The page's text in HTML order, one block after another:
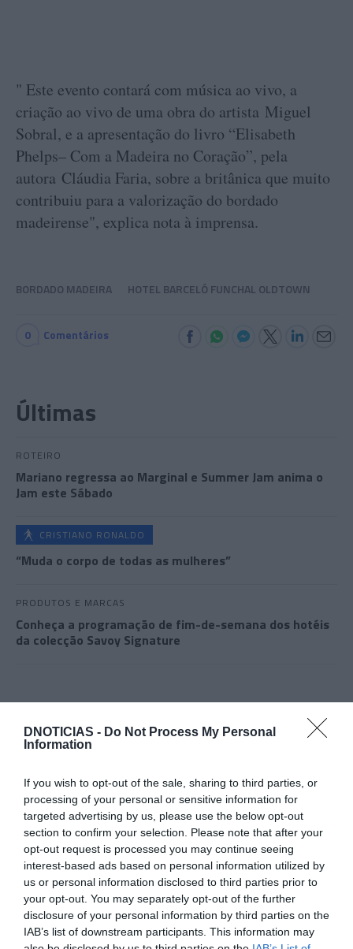
DNOTICIAS - Do Not Process My Personal
Information
If you wish to opt-out of the sale, sharing to third parties, or
processing of your personal or sensitive information for
targeted advertising by us, please use the below opt-out
section to confirm your selection. Please note that after your
opt-out request is processed you may continue seeing
interest-based ads based on personal information utilized by
us or personal information disclosed to third parties prior to
your opt-out. You may separately opt-out of the further
disclosure of your personal information by third parties on the
IAB’s list of downstream participants. This information may
" Este evento contará com música ao vivo, a
criação ao vivo de uma obra do artista Miguel
Sobral, e a apresentação do livro “Elisabeth
Phelps– Com a Madeira no Coração”, pela
autora Cláudia Faria, sobre a britânica que muito
contribuiu para a valorização do bordado
madeirense", explica nota à imprensa.
BORDADO MADEIRA HOTEL BARCELÓ FUNCHAL OLDTOWN
0 Comentários
Últimas
ROTEIRO
Mariano regressa ao Marginal e Summer Jam anima o
Jam este Sábado
CRISTIANO RONALDO
“Muda o corpo de todas as mulheres”
PRODUTOS E MARCAS
Conheça a programação de fim-de-semana dos hotéis
da colecção Savoy Signature
PRODUTOS E MARCAS